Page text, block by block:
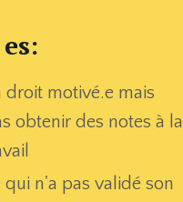
droit motivé.e mais
obtenir des notes à la
n'a pas validé son